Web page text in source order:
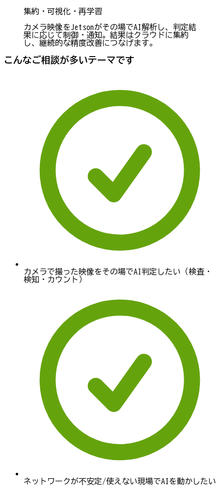
集約・可視化・再学習
カメラ映像をJetsonがその場でAI解析し、判定結
果に応じて制御・通知。結果はクラウドに集約
し、継続的な精度改善につなげます。
こんなご相談が多いテーマです
カメラで撮った映像をその場でAI判定したい（検査・
検知・カウント）
ネットワークが不安定/使えない現場でAIを動かしたい